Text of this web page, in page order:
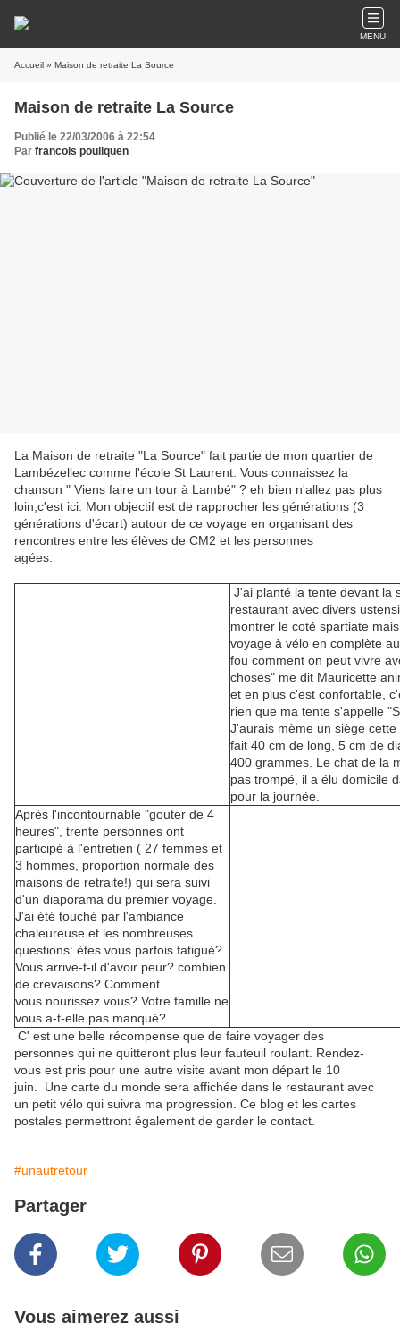
MENU
Accueil » Maison de retraite La Source
Maison de retraite La Source
Publié le 22/03/2006 à 22:54
Par francois pouliquen
La Maison de retraite "La Source" fait partie de mon quartier de
Lambézellec comme l'école St Laurent. Vous connaissez la
chanson " Viens faire un tour à Lambé" ? eh bien n'allez pas plus
loin,c'est ici. Mon objectif est de rapprocher les générations (3
générations d'écart) autour de ce voyage en organisant des
rencontres entre les élèves de CM2 et les personnes
agées.
J'ai planté la tente devant la
restaurant avec divers
montrer le coté spartiate
voyage à vélo en complète
fou comment on peut vivre
choses" me dit Mauricette
et en plus c'est confortable,
rien que ma tente s'appelle
J'aurais mème un siège cette
fait 40 cm de long, 5 cm de
400 grammes. Le chat de la
pas trompé, il a élu domicile
pour la journée.
Après l'incontournable "gouter de 4
heures", trente personnes ont
participé à l'entretien ( 27 femmes et
3 hommes, proportion normale des
maisons de retraite!) qui sera suivi
d'un diaporama du premier voyage.
J'ai été touché par l'ambiance
chaleureuse et les nombreuses
questions: ètes vous parfois fatigué?
Vous arrive-t-il d'avoir peur? combien
de crevaisons? Comment
vous nourissez vous? Votre famille ne
vous a-t-elle pas manqué?....
C' est une belle récompense que de faire voyager des
personnes qui ne quitteront plus leur fauteuil roulant. Rendez-
vous est pris pour une autre visite avant mon départ le 10
juin. Une carte du monde sera affichée dans le restaurant avec
un petit vélo qui suivra ma progression. Ce blog et les cartes
postales permettront également de garder le contact.
#unautretour
Partager
Vous aimerez aussi